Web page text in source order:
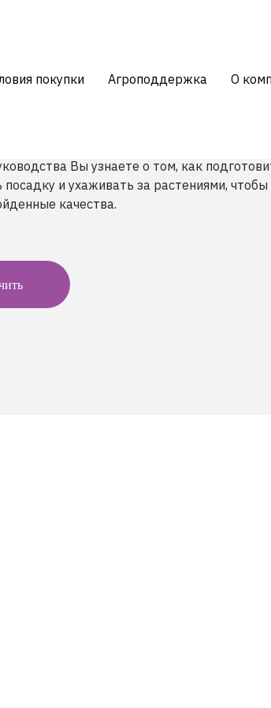
покупки Агроподдержка О
Вы узнаете о том, как
и ухаживать за растениями,
качества.